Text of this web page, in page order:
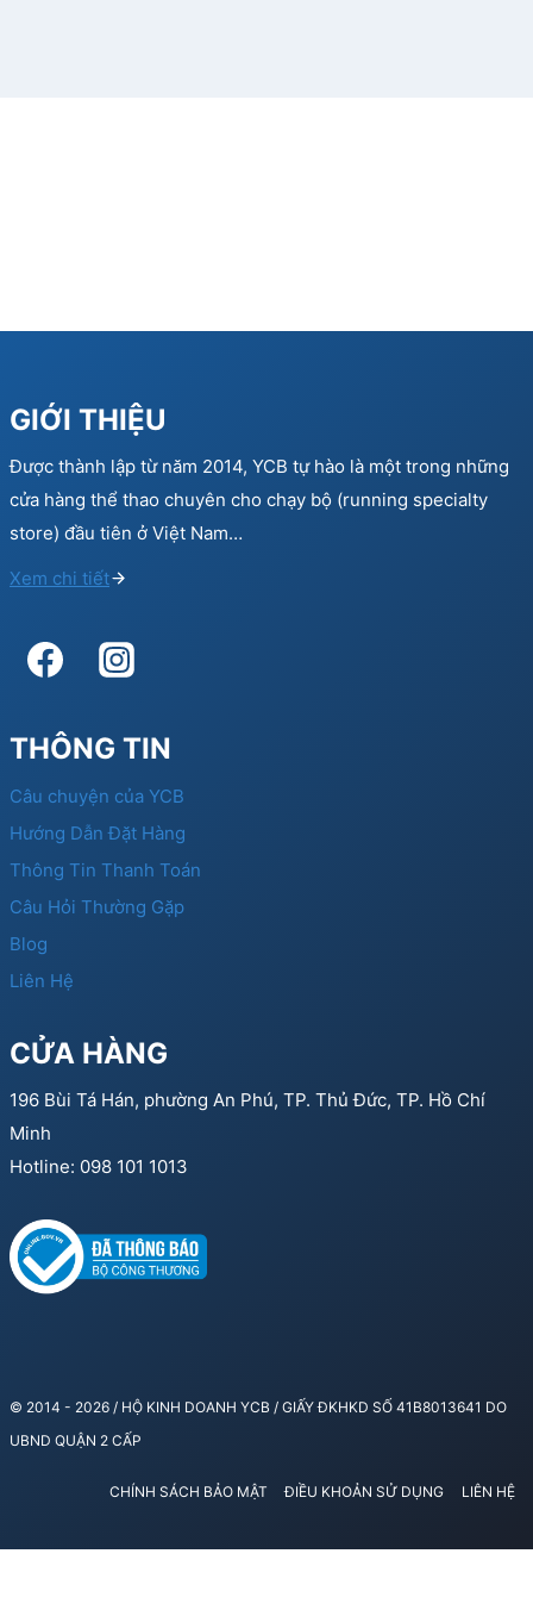
GIỚI THIỆU
Được thành lập từ năm 2014, YCB tự hào là một trong những
cửa hàng thể thao chuyên cho chạy bộ (running specialty
store) đầu tiên ở Việt Nam…
Xem chi tiết
THÔNG TIN
Câu chuyện của YCB
Hướng Dẫn Đặt Hàng
Thông Tin Thanh Toán
Câu Hỏi Thường Gặp
Blog
Liên Hệ
CỬA HÀNG
196 Bùi Tá Hán, phường An Phú, TP. Thủ Đức, TP. Hồ Chí
Minh
Hotline: 098 101 1013
© 2014 - 2026 / HỘ KINH DOANH YCB / GIẤY ĐKHKD SỐ 41B8013641 DO
UBND QUẬN 2 CẤP
CHÍNH SÁCH BẢO MẬT ĐIỀU KHOẢN SỬ DỤNG LIÊN HỆ